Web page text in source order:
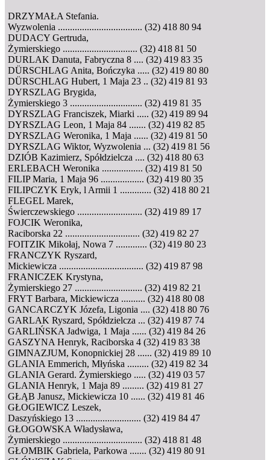
DRZYMAŁA Stefania.
Wyzwolenia ................................... (32) 418 80 94
DUDACY Gertruda,
Żymierskiego ............................... (32) 418 81 50
DURLAK Danuta, Fabryczna 8 .... (32) 419 83 35
DÜRSCHLAG Anita, Bończyka ..... (32) 419 80 80
DÜRSCHLAG Hubert, 1 Maja 23 .. (32) 419 81 93
DYRSZLAG Brygida,
Żymierskiego 3 .............................. (32) 419 81 35
DYRSZLAG Franciszek, Miarki ..... (32) 419 89 94
DYRSZLAG Leon, 1 Maja 84 ....... (32) 419 82 85
DYRSZLAG Weronika, 1 Maja ...... (32) 419 81 50
DYRSZLAG Wiktor, Wyzwolenia ... (32) 419 81 56
DZIÓB Kazimierz, Spółdzielcza .... (32) 418 80 63
ERLEBACH Weronika ................. (32) 419 81 50
FILIP Maria, 1 Maja 96 .................. (32) 419 80 35
FILIPCZYK Eryk, l Armii 1 ............. (32) 418 80 21
FLEGEL Marek,
Świerczewskiego ........................... (32) 419 89 17
FOJCIK Weronika,
Raciborska 22 ............................... (32) 419 82 27
FOITZIK Mikołaj, Nowa 7 ............. (32) 419 80 23
FRANCZYK Ryszard,
Mickiewicza ................................... (32) 419 87 98
FRANICZEK Krystyna,
Żymierskiego 27 ............................ (32) 419 82 21
FRYT Barbara, Mickiewicza .......... (32) 418 80 08
GANCARCZYK Józefa, Ligonia .... (32) 418 80 76
GARLAK Ryszard, Spółdzielcza ... (32) 419 87 74
GARLIŃSKA Jadwiga, 1 Maja ...... (32) 419 84 26
GASZYNA Henryk, Raciborska 4 (32) 419 83 38
GIMNAZJUM, Konopnickiej 28 ...... (32) 419 89 10
GLANIA Emmerich, Młyńska ......... (32) 419 82 34
GLANIA Gerard. Żymierskiego ..... (32) 419 03 57
GLANIA Henryk, 1 Maja 89 ......... (32) 419 81 27
GŁĄB Janusz, Mickiewicza 10 ...... (32) 419 81 46
GŁOGIEWICZ Leszek,
Daszyńskiego 13 ........................... (32) 419 84 47
GŁOGOWSKA Władysława,
Żymierskiego ................................. (32) 418 81 48
GŁOMBIK Gabriela, Parkowa ....... (32) 419 80 91